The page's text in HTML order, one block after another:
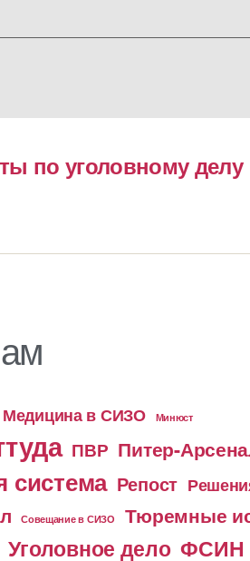
по уголовному делу
Медицина в СИЗО Минюст
ПВР Питер-
система Репост
Совещание в СИЗО Тюремные
Уголовное дело ФСИН